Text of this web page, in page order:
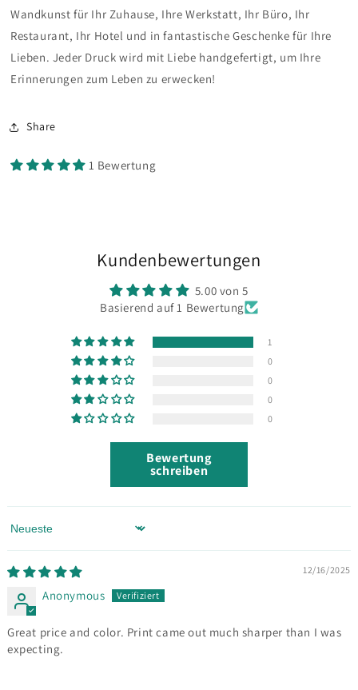
Wandkunst für Ihr Zuhause, Ihre Werkstatt, Ihr Büro, Ihr
Restaurant, Ihr Hotel und in fantastische Geschenke für Ihre
Lieben. Jeder Druck wird mit Liebe handgefertigt, um Ihre
Erinnerungen zum Leben zu erwecken!
Share
1 Bewertung
Kundenbewertungen
5.00 von 5
Basierend auf 1 Bewertung
1
0
0
0
0
Bewertung
schreiben
Sort by
12/16/2025
Anonymous
Great price and color. Print came out much sharper than I was
expecting.